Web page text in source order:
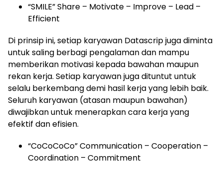
“SMILE” Share – Motivate – Improve – Lead –
Efficient
Di prinsip ini, setiap karyawan Datascrip juga diminta
untuk saling berbagi pengalaman dan mampu
memberikan motivasi kepada bawahan maupun
rekan kerja. Setiap karyawan juga dituntut untuk
selalu berkembang demi hasil kerja yang lebih baik.
Seluruh karyawan (atasan maupun bawahan)
diwajibkan untuk menerapkan cara kerja yang
efektif dan efisien.
“CoCoCoCo” Communication – Cooperation –
Coordination – Commitment